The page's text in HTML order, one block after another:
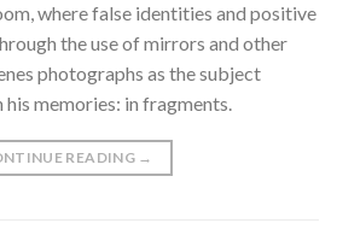
where false identities and positive
the use of mirrors and other
photographs as the subject
memories: in fragments.
READING →